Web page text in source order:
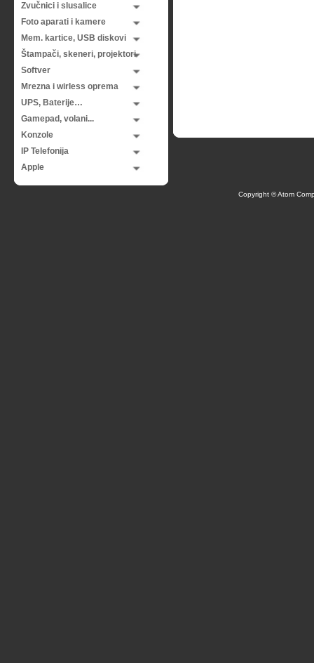
Zvučnici i slusalice
Foto aparati i kamere
Mem. kartice, USB diskovi
Štampači, skeneri, projektori
Softver
Mrezna i wirless oprema
UPS, Baterije…
Gamepad, volani...
Konzole
IP Telefonija
Apple
Copyright © Atom